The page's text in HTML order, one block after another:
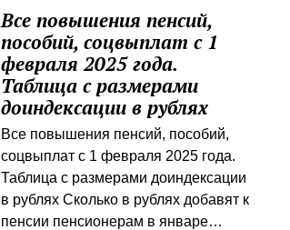
Все повышения пенсий,
пособий, соцвыплат с 1
февраля 2025 года.
Таблица с размерами
доиндексации в рублях
Все повышения пенсий, пособий,
соцвыплат с 1 февраля 2025 года.
Таблица с размерами доиндексации
в рублях Сколько в рублях добавят к
пенсии пенсионерам в январе…